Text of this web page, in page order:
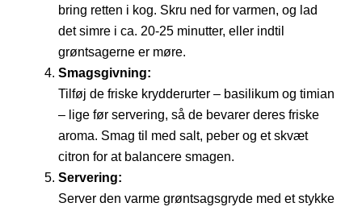
bring retten i kog. Skru ned for varmen, og lad
det simre i ca. 20-25 minutter, eller indtil
grøntsagerne er møre.
Smagsgivning:
Tilføj de friske krydderurter – basilikum og timian
– lige før servering, så de bevarer deres friske
aroma. Smag til med salt, peber og et skvæt
citron for at balancere smagen.
Servering:
Server den varme grøntsagsgryde med et stykke